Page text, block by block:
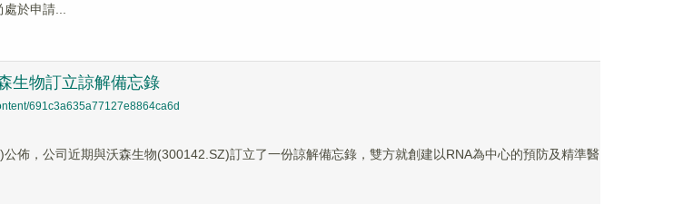
於申請...
生物訂立諒解備忘錄
691c3a635a77127e8864ca6d
公佈，公司近期與沃森生物(300142.SZ)訂立了一份諒解備忘錄，雙方就創建以RNA為中心的預防及精準醫